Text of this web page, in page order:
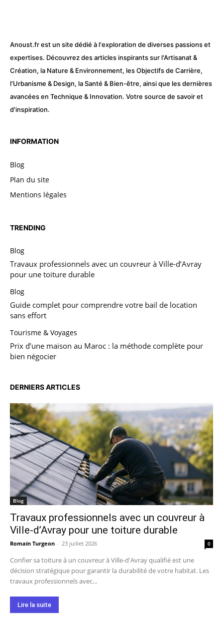
Anoust.fr est un site dédié à l'exploration de diverses passions et
expertises. Découvrez des articles inspirants sur l'Artisanat &
Création, la Nature & Environnement, les Objectifs de Carrière,
l'Urbanisme & Design, la Santé & Bien-être, ainsi que les dernières
avancées en Technique & Innovation. Votre source de savoir et
d'inspiration.
INFORMATION
Blog
Plan du site
Mentions légales
TRENDING
Blog
Travaux professionnels avec un couvreur à Ville-d’Avray
pour une toiture durable
Blog
Guide complet pour comprendre votre bail de location
sans effort
Tourisme & Voyages
Prix d’une maison au Maroc : la méthode complète pour
bien négocier
DERNIERS ARTICLES
Blog
Travaux professionnels avec un couvreur à
Ville-d’Avray pour une toiture durable
Romain Turgeon - 23 juillet 2026 0
Confier sa toiture à un couvreur à Ville-d'Avray qualifié est une
décision stratégique pour garantir la durabilité de votre habitat. Les
travaux professionnels avec...
Lire la suite